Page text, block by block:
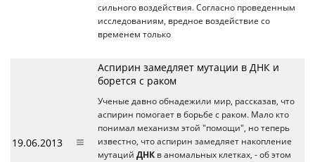
сильного воздействия. Согласно проведенным
исследованиям, вредное воздействие со
временем только
19.06.2013
Аспирин замедляет мутации в ДНК и
борется с раком
Ученые давно обнадежили мир, рассказав, что
аспирин помогает в борьбе с раком. Мало кто
понимал механизм этой "помощи", но теперь
известно, что аспирин замедляет накопление
мутаций ДНК в аномальных клетках, - об этом